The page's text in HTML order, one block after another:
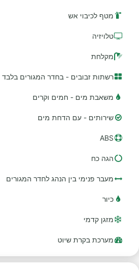
מטף לכיבוי אש
טלויזיה
מקלחת
רשתות זבובים - בחדר המגורים בלבד
משאבת מים - חמים וקרים
שירותים - עם הדחת מים
ABS
הגה כח
מעבר פנימי בין הנהג לחדר המגורים
כיור
מזגן קדמי
מערכת בקרת שיוט